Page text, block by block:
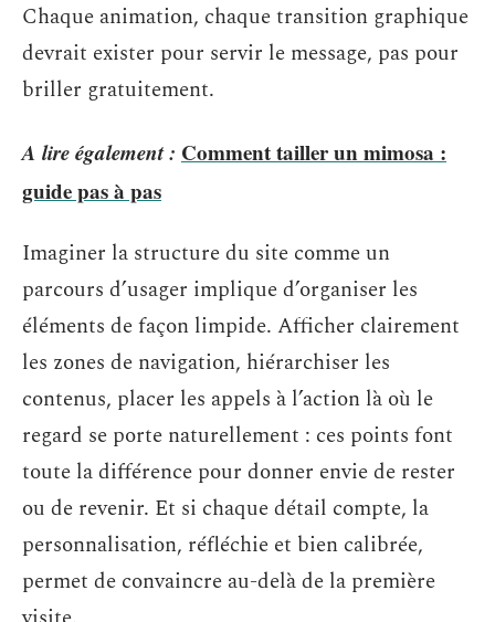
Chaque animation, chaque transition graphique
devrait exister pour servir le message, pas pour
briller gratuitement.
A lire également : Comment tailler un mimosa :
guide pas à pas
Imaginer la structure du site comme un
parcours d’usager implique d’organiser les
éléments de façon limpide. Afficher clairement
les zones de navigation, hiérarchiser les
contenus, placer les appels à l’action là où le
regard se porte naturellement : ces points font
toute la différence pour donner envie de rester
ou de revenir. Et si chaque détail compte, la
personnalisation, réfléchie et bien calibrée,
permet de convaincre au-delà de la première